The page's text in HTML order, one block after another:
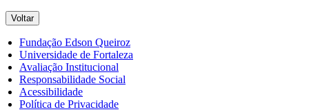
Voltar
Fundação Edson Queiroz
Universidade de Fortaleza
Avaliação Institucional
Responsabilidade Social
Acessibilidade
Política de Privacidade